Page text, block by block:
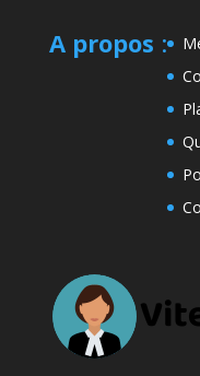
A propos :